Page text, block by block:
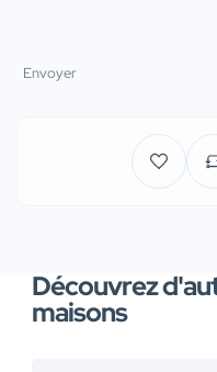
Envoyer
Découvrez
maisons